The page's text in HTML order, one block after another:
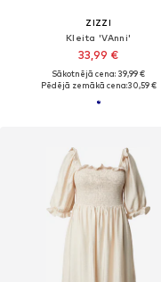
ZIZZI
Kleita 'VAnni'
33,99 €
Sākotnējā cena: 39,99 €
Pēdējā zemākā cena:30,59 €